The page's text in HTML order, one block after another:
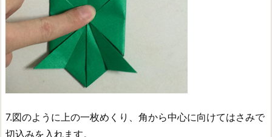
7.図のように上の一枚めくり、角から中心に向けてはさみで
切込みを入れます。